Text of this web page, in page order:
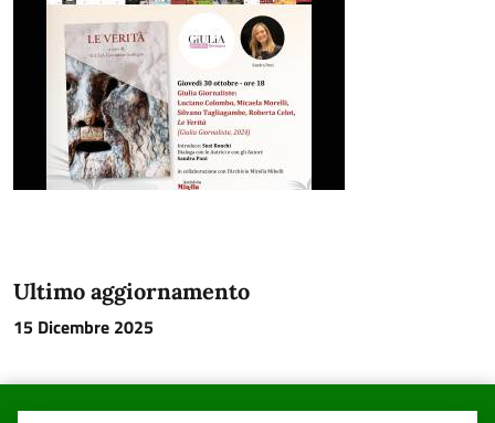
Ultimo aggiornamento
15 Dicembre 2025